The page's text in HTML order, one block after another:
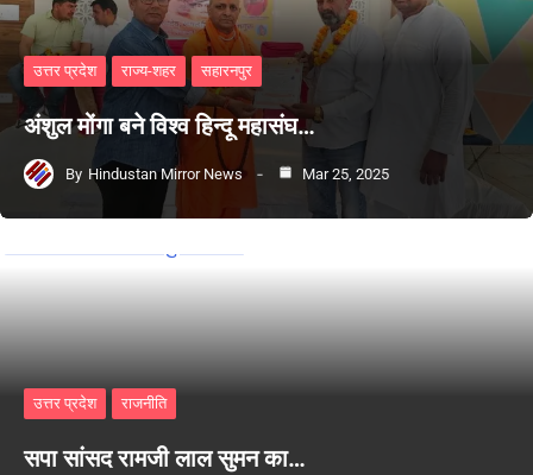
उत्तर प्रदेश राज्य-शहर सहारनपुर
अंशुल मोंगा बने विश्व हिन्दू महासंघ…
By Hindustan Mirror News Mar 25, 2025
उत्तर प्रदेश राजनीति
सपा सांसद रामजी लाल सुमन का…